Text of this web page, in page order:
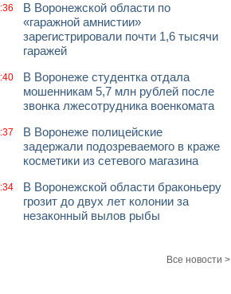
В Воронежской области по
«гаражной амнистии»
зарегистрировали почти 1,6 тысячи
гаражей
В Воронеже студентка отдала
мошенникам 5,7 млн рублей после
звонка лжесотрудника военкомата
В Воронеже полицейские
задержали подозреваемого в краже
косметики из сетевого магазина
В Воронежской области браконьеру
грозит до двух лет колонии за
незаконный вылов рыбы
Все новости >